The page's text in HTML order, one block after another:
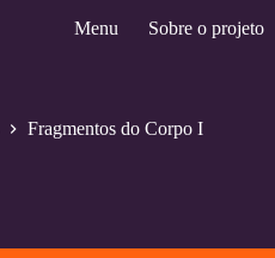
Menu Sobre o projeto
Fragmentos do Corpo I